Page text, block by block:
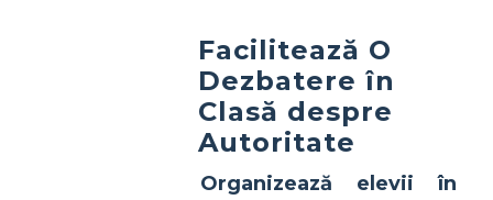
Facilitează O
Dezbatere în
Clasă despre
Autoritate
Organizează elevii în